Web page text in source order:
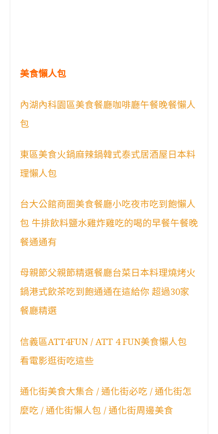
美食懶人包
內湖內科園區美食餐廳咖啡廳午餐晚餐懶人
包
東區美食火鍋麻辣鍋韓式泰式居酒屋日本料
理懶人包
台大公館商圈美食餐廳小吃夜市吃到飽懶人
包 牛排飲料鹽水雞炸雞吃的喝的早餐午餐晚
餐通通有
母親節父親節精選餐廳台菜日本料理燒烤火
鍋港式飲茶吃到飽通通在這給你 超過30家
餐廳精選
信義區ATT4FUN / ATT 4 FUN美食懶人包
看電影逛街吃這些
通化街美食大集合 / 通化街必吃 / 通化街怎
麼吃 / 通化街懶人包 / 通化街周邊美食